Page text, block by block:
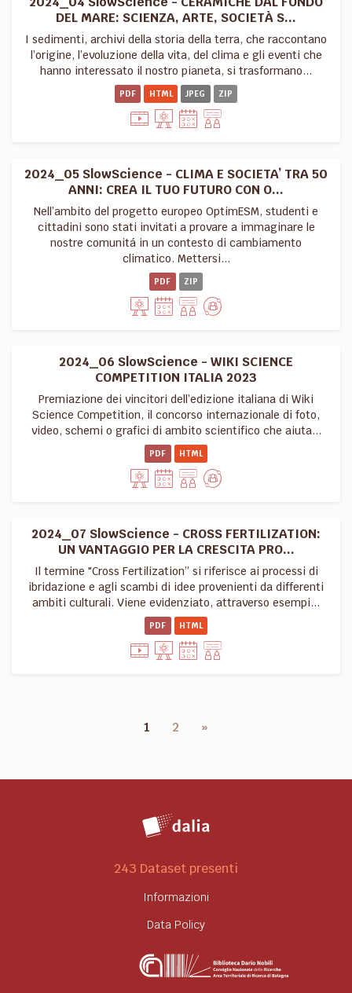
DEL MARE: SCIENZA, ARTE, SOCIETÀ S...
I sedimenti, archivi della storia della terra, che raccontano
l’origine, l’evoluzione della vita, del clima e gli eventi che
hanno interessato il nostro pianeta, si trasformano...
PDF HTML JPEG ZIP
2024_05 SlowScience - CLIMA E SOCIETA’ TRA 50
ANNI: CREA IL TUO FUTURO CON O...
Nell’ambito del progetto europeo OptimESM, studenti e
cittadini sono stati invitati a provare a immaginare le
nostre comunitá in un contesto di cambiamento
climatico. Mettersi...
PDF ZIP
2024_06 SlowScience - WIKI SCIENCE
COMPETITION ITALIA 2023
Premiazione dei vincitori dell’edizione italiana di Wiki
Science Competition, il concorso internazionale di foto,
video, schemi o grafici di ambito scientifico che aiuta...
PDF HTML
2024_07 SlowScience - CROSS FERTILIZATION:
UN VANTAGGIO PER LA CRESCITA PRO...
Il termine "Cross Fertilization” si riferisce ai processi di
ibridazione e agli scambi di idee provenienti da differenti
ambiti culturali. Viene evidenziato, attraverso esempi...
PDF HTML
1 2 »
243 Dataset presenti
Informazioni
Data Policy